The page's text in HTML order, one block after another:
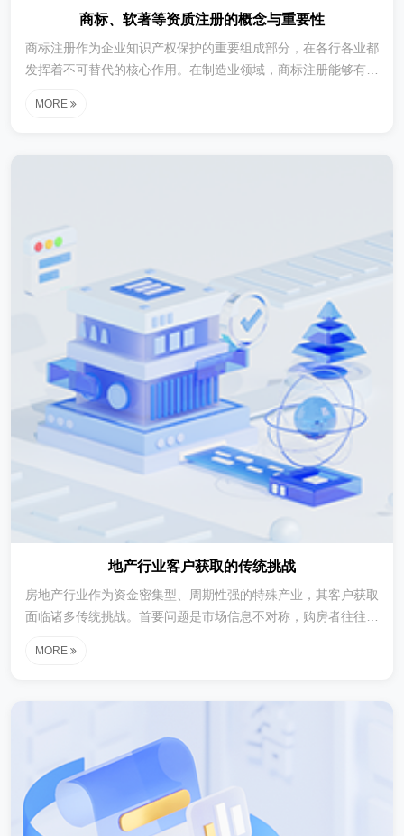
商标、软著等资质注册的概念与重要性
商标注册作为企业知识产权保护的重要组成部分，在各行各业都
发挥着不可替代的核心作用。在制造业领域，商标注册能够有效
MORE
地产行业客户获取的传统挑战
房地产行业作为资金密集型、周期性强的特殊产业，其客户获取
面临诸多传统挑战。首要问题是市场信息不对称，购房者往往缺
了解有限，更容易受到虚假宣传的误导。
MORE